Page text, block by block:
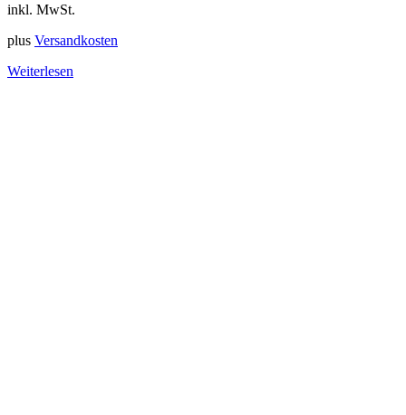
inkl. MwSt.
plus Versandkosten
Weiterlesen